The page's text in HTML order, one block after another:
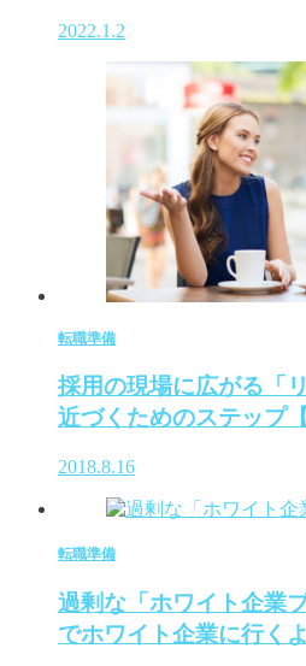
2022.1.2
転職準備
採用の現場に広がる「
近づくためのステップ
2018.8.16
転職準備
過剰な「ホワイト企業
でホワイト企業に行く